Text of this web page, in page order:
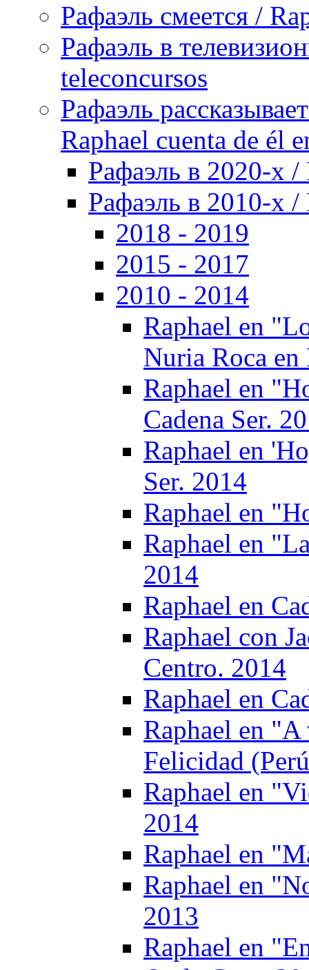
Рафаэль смеется /
Рафаэль в
teleconcursos
Рафаэль
Raphael cuenta de él
Рафаэль в 2020-х /
Рафаэль в 2010-х /
2018 - 2019
2015 - 2017
2010 - 2014
Raphael en
Nuria Roca
Raphael en
Cadena Ser.
Raphael en
Ser. 2014
Raphael en
Raphael en
2014
Raphael en
Raphael con
Centro. 2014
Raphael en
Raphael en "A
Felicidad
Raphael en
2014
Raphael en
Raphael en
2013
Raphael en